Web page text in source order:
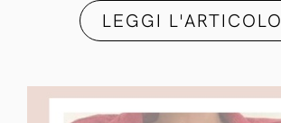
LEGGI L'ARTICOLO